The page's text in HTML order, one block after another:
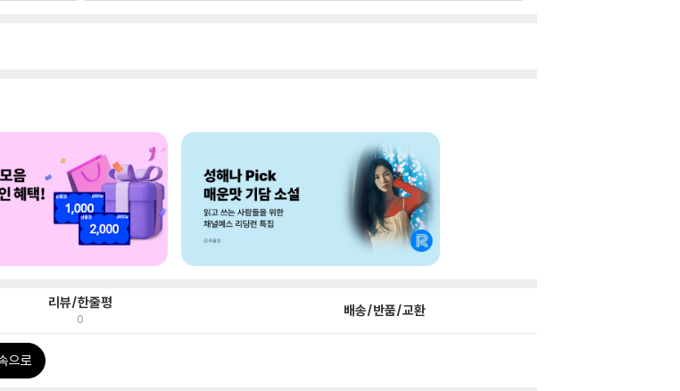
리뷰/한줄평
0 배송/반품/교환
으로